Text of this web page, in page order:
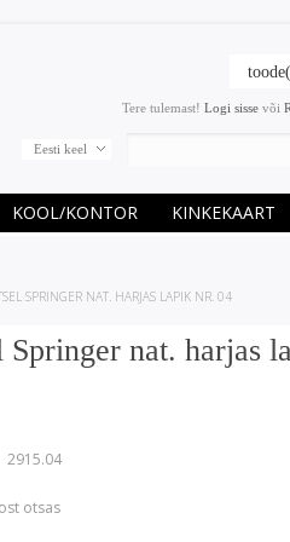
Tere tulemast! Logi sisse või
Eesti keel
KOOL/KONTOR KINKEKAART
SPRINGER NAT. HARJAS LAPIK NR. 04
Springer nat. harjas
2915.04
otsas